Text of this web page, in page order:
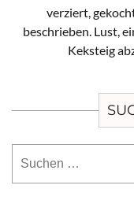
verziert,
beschrieben. Lust,
Keksteig